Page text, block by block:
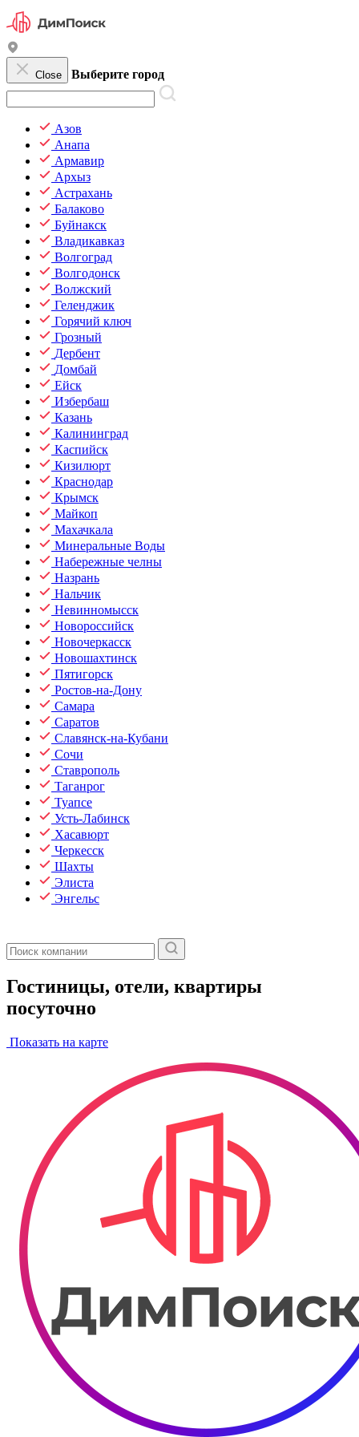
Close Выберите город
Азов
Анапа
Армавир
Архыз
Астрахань
Балаково
Буйнакск
Владикавказ
Волгоград
Волгодонск
Волжский
Геленджик
Горячий ключ
Грозный
Дербент
Домбай
Ейск
Избербаш
Казань
Калининград
Каспийск
Кизилюрт
Краснодар
Крымск
Майкоп
Махачкала
Минеральные Воды
Набережные челны
Назрань
Нальчик
Невинномысск
Новороссийск
Новочеркасск
Новошахтинск
Пятигорск
Ростов-на-Дону
Самара
Саратов
Славянск-на-Кубани
Сочи
Ставрополь
Таганрог
Туапсе
Усть-Лабинск
Хасавюрт
Черкесск
Шахты
Элиста
Энгельс
Гостиницы, отели, квартиры
посуточно
Показать на карте